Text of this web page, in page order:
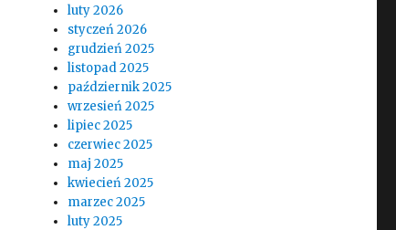
luty 2026
styczeń 2026
grudzień 2025
listopad 2025
październik 2025
wrzesień 2025
lipiec 2025
czerwiec 2025
maj 2025
kwiecień 2025
marzec 2025
luty 2025